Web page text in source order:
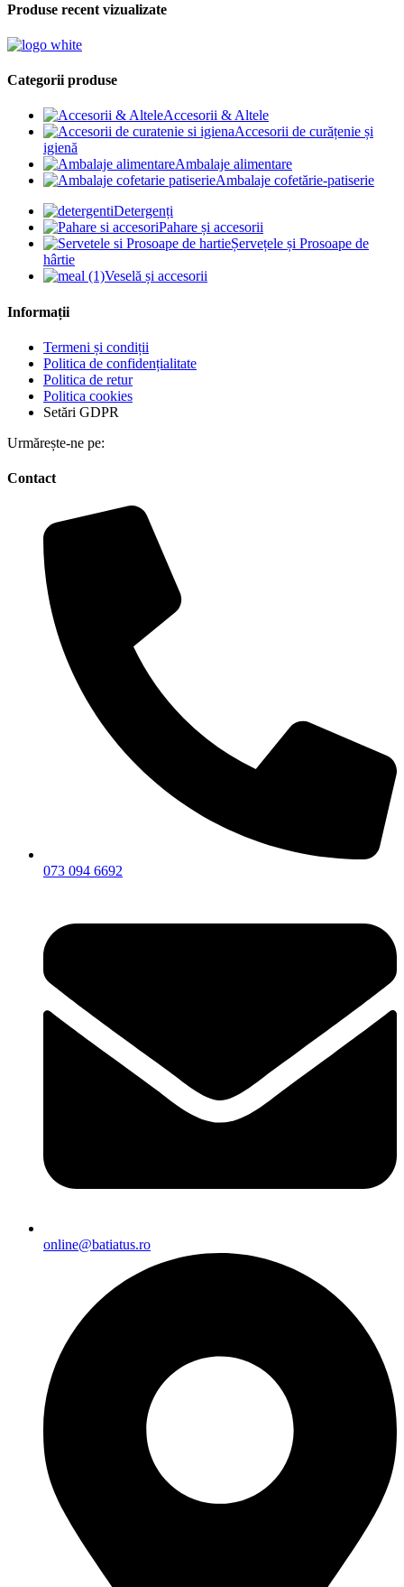
Produse recent vizualizate
Categorii produse
Accesorii & Altele
Accesorii de curățenie și
igienă
Ambalaje alimentare
Ambalaje cofetărie-patiserie
Detergenți
Pahare și accesorii
Șervețele și Prosoape de
hârtie
Veselă și accesorii
Informații
Termeni și condiții
Politica de confidențialitate
Politica de retur
Politica cookies
Setări GDPR
Urmărește-ne pe:
Contact
073 094 6692
online@batiatus.ro